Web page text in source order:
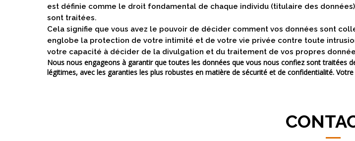
est définie comme le droit fondamental de chaque individu (titulaire des
sont traitées.
Cela signifie que vous avez le pouvoir de décider comment vos données sont
englobe la protection de votre intimité et de votre vie privée contre toute
votre capacité à décider de la divulgation et du traitement de vos propres
Nous nous engageons à garantir que toutes les données que vous nous confiez sont
légitimes, avec les garanties les plus robustes en matière de sécurité et de confidentialité.